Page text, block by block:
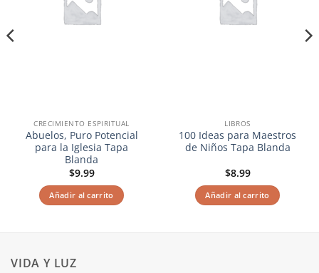
CRECIMIENTO ESPIRITUAL
Abuelos, Puro Potencial
para la Iglesia Tapa
Blanda
$9.99
Añadir al carrito
LIBROS
100 Ideas para Maestros
de Niños Tapa Blanda
$8.99
Añadir al carrito
VIDA Y LUZ